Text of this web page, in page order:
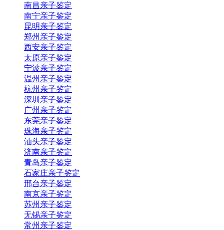
南昌亲子鉴定
南宁亲子鉴定
昆明亲子鉴定
郑州亲子鉴定
西安亲子鉴定
太原亲子鉴定
宁波亲子鉴定
温州亲子鉴定
杭州亲子鉴定
深圳亲子鉴定
广州亲子鉴定
东莞亲子鉴定
珠海亲子鉴定
汕头亲子鉴定
济南亲子鉴定
青岛亲子鉴定
石家庄亲子鉴定
邢台亲子鉴定
南京亲子鉴定
苏州亲子鉴定
无锡亲子鉴定
常州亲子鉴定